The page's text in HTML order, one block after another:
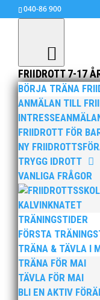
040-86 900
FRIIDROTT 7-17
BÖRJA TRÄNA
ANMÄLAN TILL
FRIIDROTT FÖR
NY
TRYGG IDROTT
VANLIGA FRÅGOR
KALVINKNATET
TRÄNINGSTIDER
FÖRSTA
TRÄNA & TÄVLA I
TRÄNA FÖR MAI
TÄVLA FÖR MAI
BLI EN AKTIV
apr
Vårt
Här